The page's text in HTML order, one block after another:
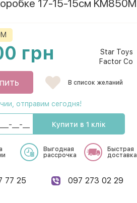
17-15-15см KM850M
грн
Star Toys
Factor Co
В список желаний
отправим сегодня!
Купити в 1 клік
Выгодная
рассрочка
Быстрая
доставка
77 25 097 273 02 29